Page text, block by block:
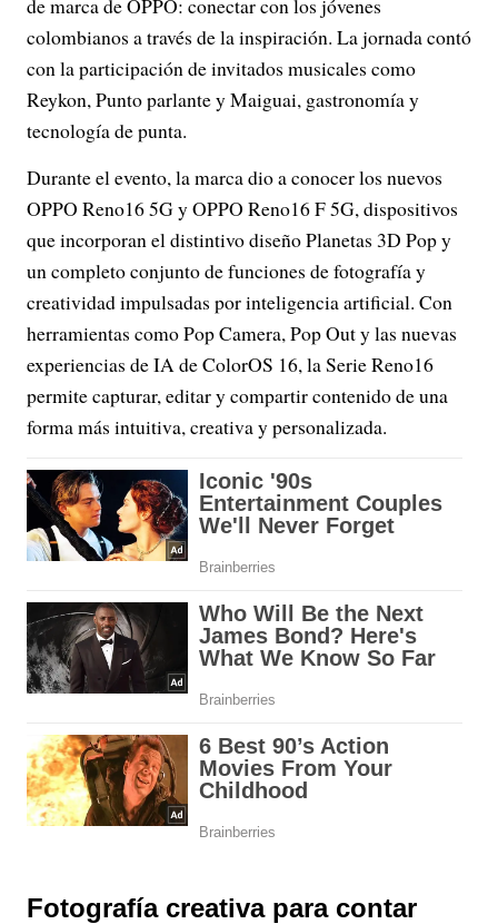
de marca de OPPO: conectar con los jóvenes
colombianos a través de la inspiración. La jornada contó
con la participación de invitados musicales como
Reykon, Punto parlante y Maiguai, gastronomía y
tecnología de punta.
Durante el evento, la marca dio a conocer los nuevos
OPPO Reno16 5G y OPPO Reno16 F 5G, dispositivos
que incorporan el distintivo diseño Planetas 3D Pop y
un completo conjunto de funciones de fotografía y
creatividad impulsadas por inteligencia artificial. Con
herramientas como Pop Camera, Pop Out y las nuevas
experiencias de IA de ColorOS 16, la Serie Reno16
permite capturar, editar y compartir contenido de una
forma más intuitiva, creativa y personalizada.
Fotografía creativa para contar